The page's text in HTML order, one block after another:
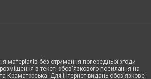
матеріалів без отримання попередньої згоди
в тексті обов'язкового посилання на
Краматорська. Для інтернет-видань обов'язкове